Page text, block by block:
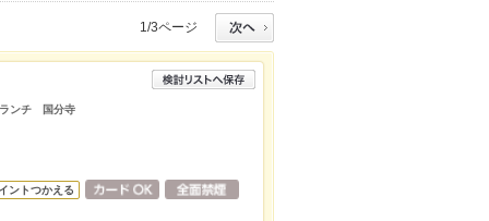
1/3ページ
ンチ 国分寺
ントつかえる